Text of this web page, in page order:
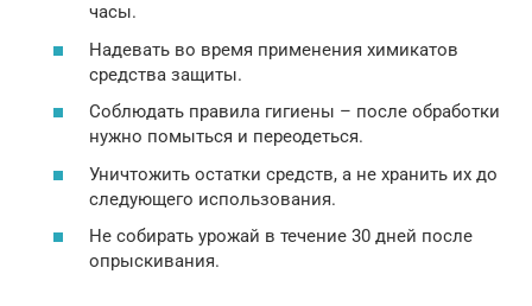
часы.
Надевать во время применения химикатов
средства защиты.
Соблюдать правила гигиены – после обработки
нужно помыться и переодеться.
Уничтожить остатки средств, а не хранить их до
следующего использования.
Не собирать урожай в течение 30 дней после
опрыскивания.